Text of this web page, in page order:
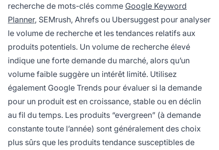
recherche de mots-clés comme Google Keyword
Planner, SEMrush, Ahrefs ou Ubersuggest pour analyser
le volume de recherche et les tendances relatifs aux
produits potentiels. Un volume de recherche élevé
indique une forte demande du marché, alors qu’un
volume faible suggère un intérêt limité. Utilisez
également Google Trends pour évaluer si la demande
pour un produit est en croissance, stable ou en déclin
au fil du temps. Les produits “evergreen” (à demande
constante toute l’année) sont généralement des choix
plus sûrs que les produits tendance susceptibles de